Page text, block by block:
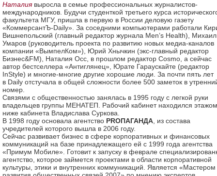
Наталиявыросла в семье профессиональных журналистов-
международников. Будучи студенткой третьего курса
факультета МГУ, пришла в первую в России деловую газету
«КоммерсантЪ-Daily». За соседними компьютерами работали
Вишнепольский (главный редактор журнала Men’s Health), Михаил
Умаров (руководитель проекта по развитию новых медиа-каналов
компании «ВымпелКом»), Юрий Хнычкин (экс-главный редактор
Бизнес&FM), Наталия Осс, в прошлом редактор Cosmo, а сейчас
автор бестселлера «Антиглянец», Юрате Гараускайте (редактор
InStyle) и многие-многие другие хорошие люди. За почти пять лет
в Daily отстучала в общей сложности более 500 заметок в
номер.
Связями с общественностью занялась в 1995 году с легкой руки
владельцев группы МЕНАТЕП. Рабочий кабинет находился этажом
ниже кабинета Владислава Суркова.
В 1998 году основала агентство PRОПАГАНДА , из состава
учредителей которого вышла в 2006 году.
Сейчас развивает бизнес в сфере корпоративных и финансовых
коммуникаций на базе принадлежащего ей с 1999 года агентства
«Примум Мобиле». Готовит к запуску в феврале
агентство, которое займется проектами в области корпоративной
культуры, этики и внутренних коммуникаций. Является «Мастером